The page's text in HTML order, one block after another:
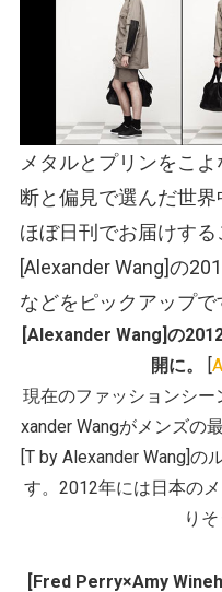
メタルとプリンをこ
断と偏見で選んだ世界
ほぼ日刊でお届けす
[Alexander Wang]の
などをピックアップで
[Alexander Wang]の
開に。
[
現在のファッションシ
xander Wangがメンズの
[T by Alexander Wang]の
す。2012年には日本の
りそ
[Fred Perry×Amy